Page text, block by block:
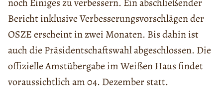
Bericht inklusive Verbesserungsvorschlägen der
OSZE erscheint in zwei Monaten. Bis dahin ist
auch die Präsidentschaftswahl abgeschlossen. Die
offizielle Amstübergabe im Weißen Haus findet
voraussichtlich am 04. Dezember statt.